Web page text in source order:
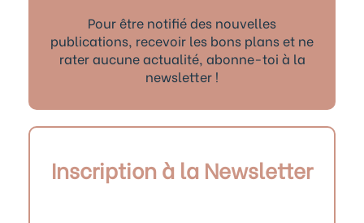
Pour être notifié des nouvelles
publications, recevoir les bons plans et ne
rater aucune actualité, abonne-toi à la
newsletter !
Inscription à la Newsletter